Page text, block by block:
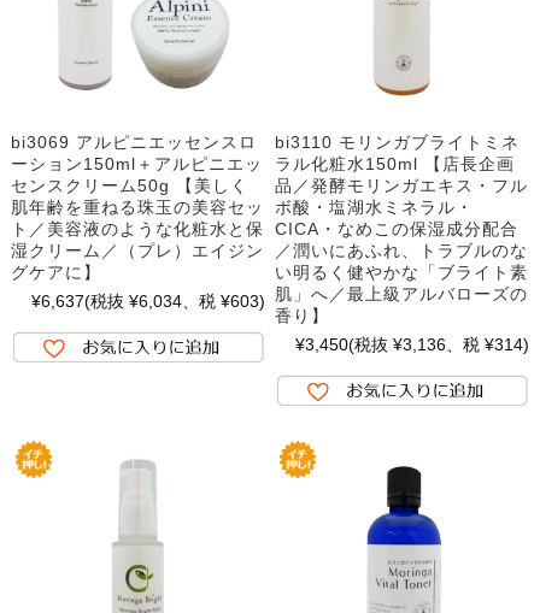
bi3069 アルピニエッセンスロ
ーション150ml＋アルピニエッ
センスクリーム50g 【美しく
肌年齢を重ねる珠玉の美容セッ
ト／美容液のような化粧水と保
湿クリーム／（プレ）エイジン
グケアに】
¥6,637(税抜 ¥6,034、税 ¥603)
bi3110 モリンガブライトミネ
ラル化粧水150ml 【店長企画
品／発酵モリンガエキス・フル
ボ酸・塩湖水ミネラル・
CICA・なめこの保湿成分配合
／潤いにあふれ、トラブルのな
い明るく健やかな「ブライト素
肌」へ／最上級アルバローズの
香り】
¥3,450(税抜 ¥3,136、税 ¥314)